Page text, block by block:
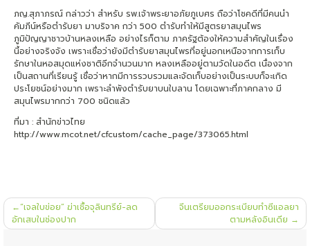
ภญ.สุภาภรณ์ กล่าวว่า สำหรับ รพ.เจ้าพระยาอภัยภูเบศร ถือว่าโชคดีที่มีคนนำ
คัมภีน์หรือตำรับยา มาบริจาค กว่า 500 ตำรับทำให้มีสูตรยาสมุนไพร
ภูมิปัญญาชาวบ้านหลงเหลือ อย่างไรก็ตาม ภาครัฐต้องให้ความสำคัญในเรื่อง
นี้อย่างจริงจัง เพราะเชื่อว่ายังมีตำรับยาสมุนไพรที่อยู่นอกเหนือจากการเก็บ
รักษาในหอสมุดแห่งชาติอีกจำนวนมาก หลงเหลืออยู่ตามวัดในอดีต เนื่องจาก
เป็นสถานที่เรียนรู้ เชื่อว่าหากมีการรวบรวมและจัดเก็บอย่างเป็นระบบก็จะเกิด
ประโยชน์อย่างมาก เพราะลำพังตำรับยาบนใบลาน โดยเฉพาะที่ภาคกลาง มี
สมุนไพรมากกว่า 700 ชนิดแล้ว
ที่มา : สำนักข่าวไทย
http://www.mcot.net/cfcustom/cache_page/373065.html
แนะแนว
เรื่อง
“เจลใบข่อย” ฆ่าเชื้อจุลินทรีย์-ลด
อักเสบในช่องปาก
จีนเตรียมออกระเบียบทำซีแอลยา
ตามหลังอินเดีย